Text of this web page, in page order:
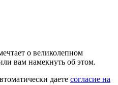
о великолепном
вам намекнуть об этом.
даете согласие на